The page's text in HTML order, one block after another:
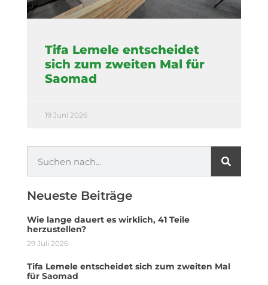
Tifa Lemele entscheidet
sich zum zweiten Mal für
Saomad
19 Juni 2026
Neueste Beiträge
Wie lange dauert es wirklich, 41 Teile
herzustellen?
29 Juli 2026
Tifa Lemele entscheidet sich zum zweiten Mal
für Saomad